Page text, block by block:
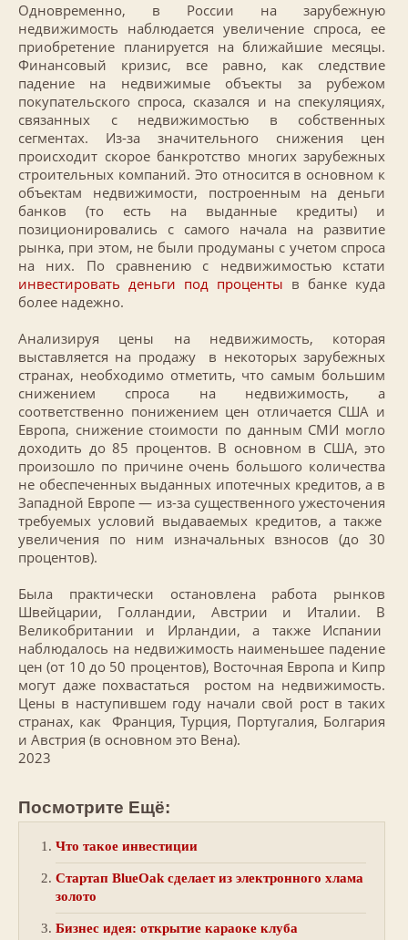
Одновременно, в России на зарубежную
недвижимость наблюдается увеличение спроса, ее
приобретение планируется на ближайшие месяцы.
Финансовый кризис, все равно, как следствие
падение на недвижимые объекты за рубежом
покупательского спроса, сказался и на спекуляциях,
связанных с недвижимостью в собственных
сегментах. Из-за значительного снижения цен
происходит скорое банкротство многих зарубежных
строительных компаний. Это относится в основном к
объектам недвижимости, построенным на деньги
банков (то есть на выданные кредиты) и
позиционировались с самого начала на развитие
рынка, при этом, не были продуманы с учетом спроса
на них. По сравнению с недвижимостью кстати
инвестировать деньги под проценты в банке куда
более надежно.
Анализируя цены на недвижимость, которая
выставляется на продажу в некоторых зарубежных
странах, необходимо отметить, что самым большим
снижением спроса на недвижимость, а
соответственно понижением цен отличается США и
Европа, снижение стоимости по данным СМИ могло
доходить до 85 процентов. В основном в США, это
произошло по причине очень большого количества
не обеспеченных выданных ипотечных кредитов, а в
Западной Европе — из-за существенного ужесточения
требуемых условий выдаваемых кредитов, а также
увеличения по ним изначальных взносов (до 30
процентов).
Была практически остановлена работа рынков
Швейцарии, Голландии, Австрии и Италии. В
Великобритании и Ирландии, а также Испании
наблюдалось на недвижимость наименьшее падение
цен (от 10 до 50 процентов), Восточная Европа и Кипр
могут даже похвастаться ростом на недвижимость.
Цены в наступившем году начали свой рост в таких
странах, как Франция, Турция, Португалия, Болгария
и Австрия (в основном это Вена).
2023
Посмотрите Ещё:
Что такое инвестиции
Стартап BlueOak сделает из электронного хлама
золото
Бизнес идея: открытие караоке клуба